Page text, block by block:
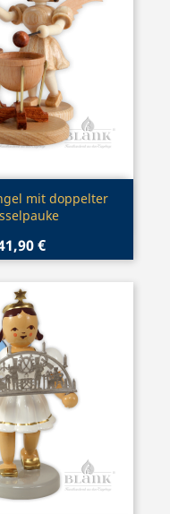
mit doppelter
€